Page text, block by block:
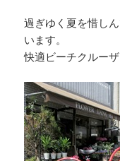
過ぎゆく夏を惜し
います。
快適ビーチクルー